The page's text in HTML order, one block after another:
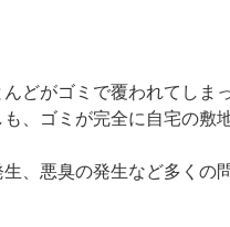
どがゴミで覆われてしま
、ゴミが完全に自宅の敷
、悪臭の発生など多くの